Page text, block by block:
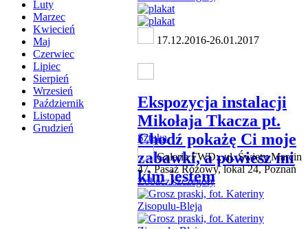
Luty
Marzec
Kwiecień
Maj
Czerwiec
Lipiec
Sierpień
Wrzesień
Październik
Listopad
Grudzień
17.12.2016-26.01.2017
Ekspozycja instalacji
Mikołaja Tkacza pt.
Chodź pokażę Ci moje
zabawki, a powiesz mi
kim jestem
Sztuka
Galeria FWD:, ul. Święty Marcin
47, Pasaż Różowy, lokal 24, Poznań
Zobacz szczegóły